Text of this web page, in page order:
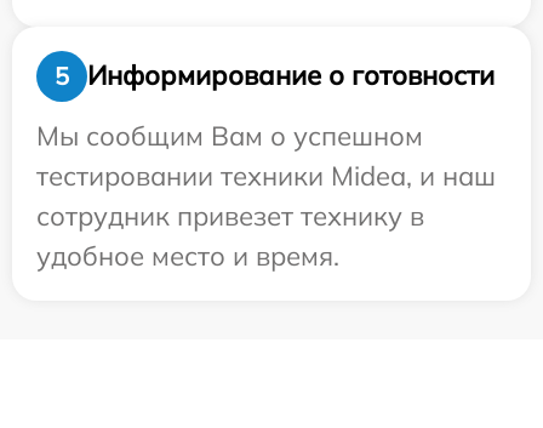
5
Информирование о готовности
Мы сообщим Вам о успешном
тестировании техники Midea, и наш
сотрудник привезет технику в
удобное место и время.